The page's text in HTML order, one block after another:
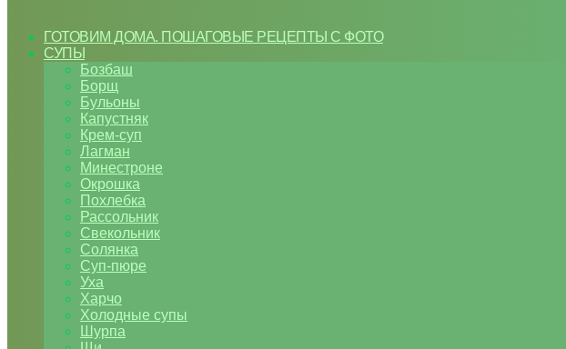
ГОТОВИМ ДОМА. ПОШАГОВЫЕ РЕЦЕПТЫ С ФОТО
СУПЫ
Бозбаш
Борщ
Бульоны
Капустняк
Крем-суп
Лагман
Минестроне
Окрошка
Похлебка
Рассольник
Свекольник
Солянка
Суп-пюре
Уха
Харчо
Холодные супы
Шурпа